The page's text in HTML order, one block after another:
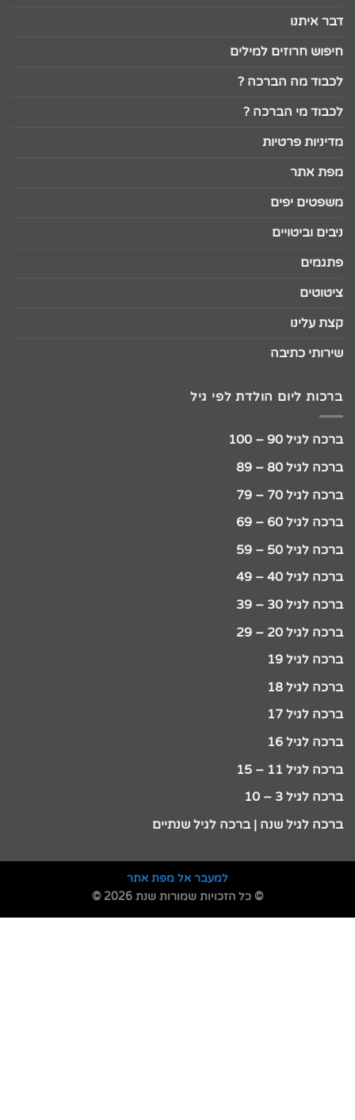
דבר איתנו
חיפוש חרוזים למילים
לכבוד מה הברכה ?
לכבוד מי הברכה ?
מדיניות פרטיות
מפת אתר
משפטים יפים
ניבים וביטויים
פתגמים
ציטוטים
קצת עלינו
שירותי כתיבה
ברכות ליום הולדת לפי גיל
ברכה לגיל 90 – 100
ברכה לגיל 80 – 89
ברכה לגיל 70 – 79
ברכה לגיל 60 – 69
ברכה לגיל 50 – 59
ברכה לגיל 40 – 49
ברכה לגיל 30 – 39
ברכה לגיל 20 – 29
ברכה לגיל 19
ברכה לגיל 18
ברכה לגיל 17
ברכה לגיל 16
ברכה לגיל 11 – 15
ברכה לגיל 3 – 10
ברכה לגיל שנה | ברכה לגיל שנתיים
למעבר אל מפת אתר
© כל הזכויות שמורות שנת 2026 ©